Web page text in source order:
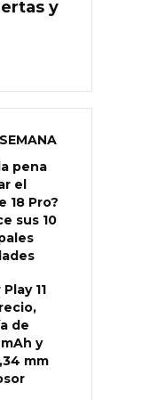
y
pena
el
18 Pro?
sus 10
11
de
y
mm